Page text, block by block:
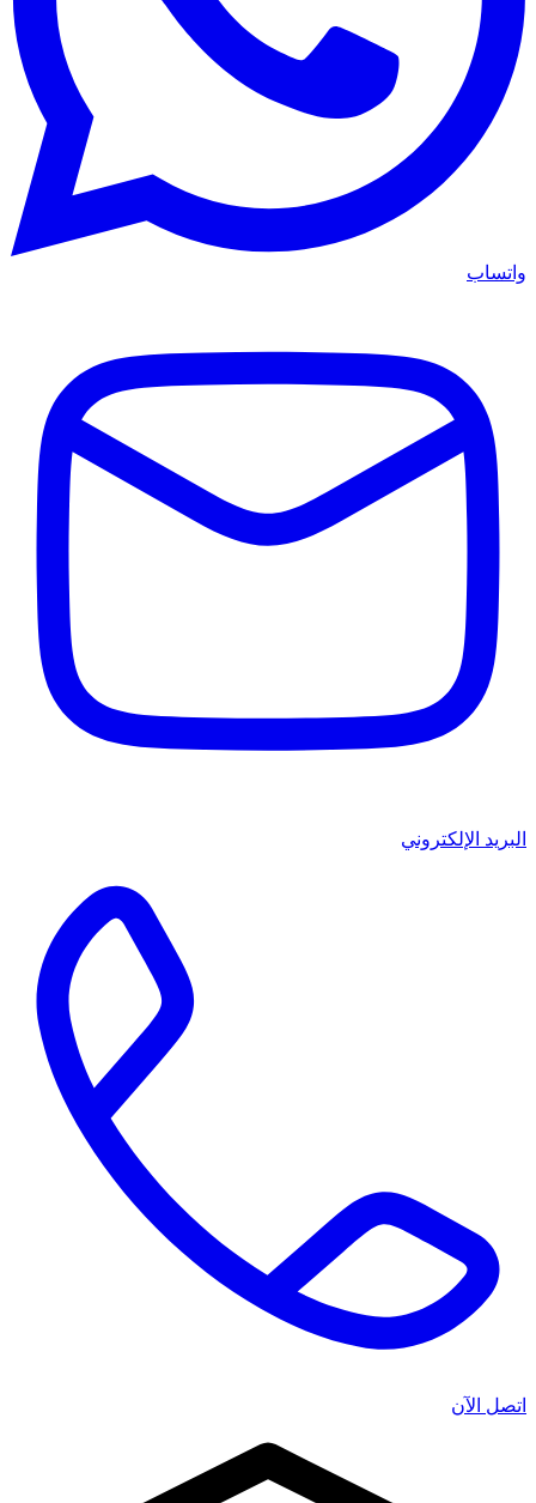
واتساب
البريد الإلكتروني
اتصل الآن